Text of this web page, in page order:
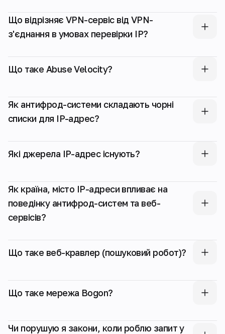
Що відрізняє VPN-сервіс від VPN-
з'єднання в умовах перевірки IP?
Що таке Abuse Velocity?
Як антифрод-системи складають чорні
списки для IP-адрес?
Які джерела IP-адрес існують?
Як країна, місто IP-адреси впливає на
поведінку антифрод-систем та веб-
сервісів?
Що таке веб-кравлер (пошуковий робот)?
Що таке мережа Bogon?
Чи порушую я закони, коли роблю запит у